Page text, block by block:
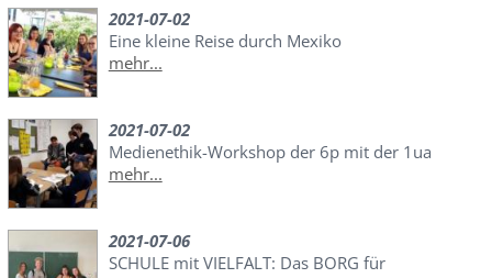
2021-07-02
Eine kleine Reise durch Mexiko
mehr...
2021-07-02
Medienethik-Workshop der 6p mit der 1ua
mehr...
2021-07-06
SCHULE mit VIELFALT: Das BORG für